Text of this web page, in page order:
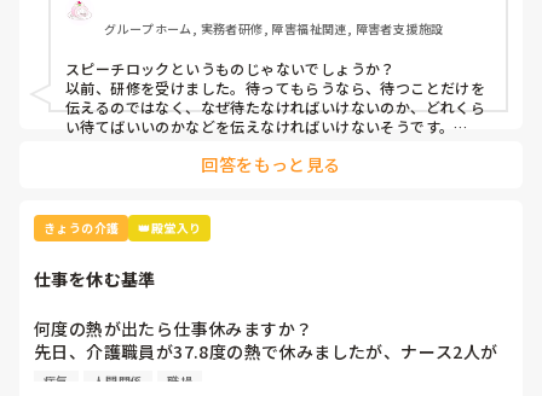
グループホーム, 実務者研修, 障害福祉関連, 障害者支援施設
スピーチロックというものじゃないでしょうか？
以前、研修を受けました。待ってもらうなら、待つことだけを
伝えるのではなく、なぜ待たなければいけないのか、どれくら
い待てばいいのかなどを伝えなければいけないそうです。
回答をもっと見る
きょうの介護 👑殿堂入り
仕事を休む基準
何度の熱が出たら仕事休みますか？
先日、介護職員が37.8度の熱で休みましたが、ナース2人が
「37.8度くらいで休む？私なら休まない。甘えよね」等、会
病気 人間関係 職場